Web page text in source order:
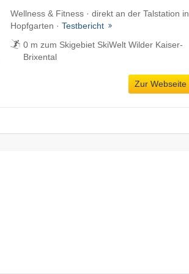
Wellness & Fitness · direkt an der Talstation in
Hopfgarten · Testbericht
0 m zum Skigebiet SkiWelt Wilder Kaiser-
Brixental
Zur Webseite